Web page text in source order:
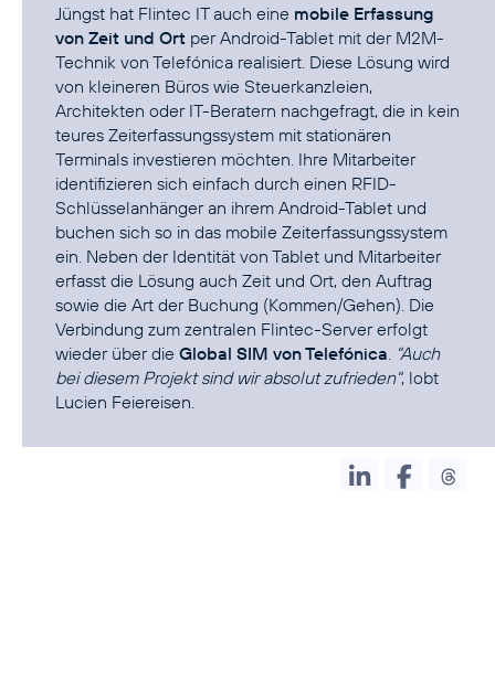
Jüngst hat Flintec IT auch eine mobile Erfassung
von Zeit und Ort per Android-Tablet mit der M2M-
Technik von Telefónica realisiert. Diese Lösung wird
von kleineren Büros wie Steuerkanzleien,
Architekten oder IT-Beratern nachgefragt, die in kein
teures Zeiterfassungssystem mit stationären
Terminals investieren möchten. Ihre Mitarbeiter
identifizieren sich einfach durch einen RFID-
Schlüsselanhänger an ihrem Android-Tablet und
buchen sich so in das mobile Zeiterfassungssystem
ein. Neben der Identität von Tablet und Mitarbeiter
erfasst die Lösung auch Zeit und Ort, den Auftrag
sowie die Art der Buchung (Kommen/Gehen). Die
Verbindung zum zentralen Flintec-Server erfolgt
wieder über die Global SIM von Telefónica "Auch
bei diesem Projekt sind wir absolut zufrieden", lobt
Lucien Feiereisen.